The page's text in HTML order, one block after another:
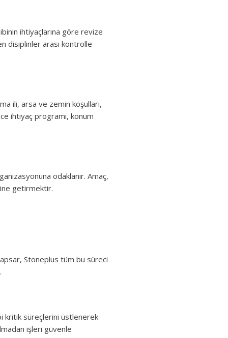
ihtiyaçlarına göre revize
disiplinler arası kontrolle
ili, arsa ve zemin koşulları,
ihtiyaç programı, konum
odaklanır. Amaç,
getirmektir.
Stoneplus tüm bu süreci
kritik süreçlerini üstlenerek
işleri güvenle